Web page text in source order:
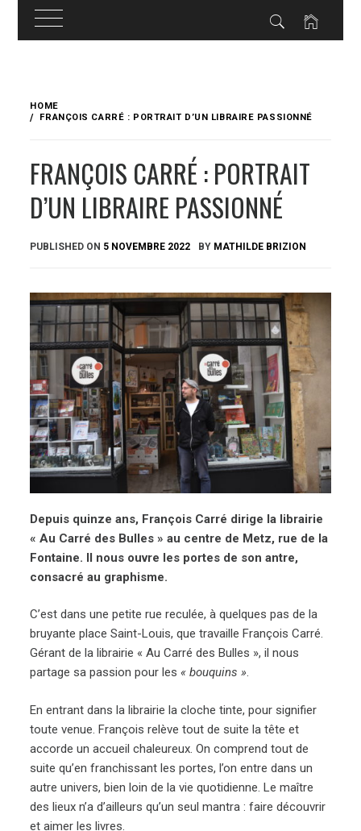
content
HOME
FRANÇOIS CARRÉ : PORTRAIT D’UN LIBRAIRE PASSIONNÉ
FRANÇOIS CARRÉ : PORTRAIT
D’UN LIBRAIRE PASSIONNÉ
PUBLISHED ON 5 NOVEMBRE 2022 BY MATHILDE BRIZION
Depuis quinze ans, François Carré dirige la librairie
« Au Carré des Bulles » au centre de Metz, rue de la
Fontaine. Il nous ouvre les portes de son antre,
consacré au graphisme.
C’est dans une petite rue reculée, à quelques pas de la
bruyante place Saint-Louis, que travaille François Carré.
Gérant de la librairie « Au Carré des Bulles », il nous
partage sa passion pour les« bouquins ».
En entrant dans la librairie la cloche tinte, pour signifier
toute venue. François relève tout de suite la tête et
accorde un accueil chaleureux. On comprend tout de
suite qu’en franchissant les portes, l’on entre dans un
autre univers, bien loin de la vie quotidienne. Le maître
des lieux n’a d’ailleurs qu’un seul mantra : faire découvrir
et aimer les livres.